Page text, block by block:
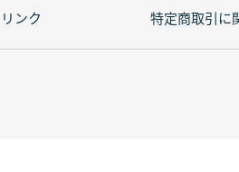
リンク
特定商取引に